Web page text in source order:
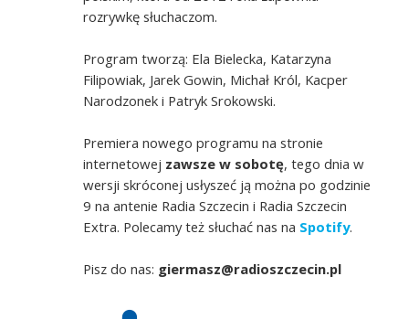
rozrywkę słuchaczom.
Program tworzą: Ela Bielecka, Katarzyna
Filipowiak, Jarek Gowin, Michał Król, Kacper
Narodzonek i Patryk Srokowski.
Premiera nowego programu na stronie
internetowej zawsze w sobotę, tego dnia w
wersji skróconej usłyszeć ją można po godzinie
9 na antenie Radia Szczecin i Radia Szczecin
Extra. Polecamy też słuchać nas na Spotify.
Pisz do nas: giermasz@radioszczecin.pl